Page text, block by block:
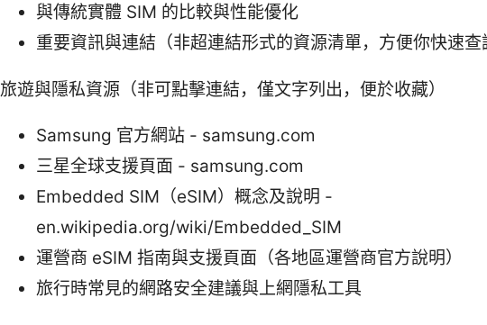
與傳統實體 SIM 的比較與性能優化
重要資訊與連結（非超連結形式的資源清單，方便你快速查
旅遊與隱私資源（非可點擊連結，僅文字列出，便於收藏）
Samsung 官方網站 - samsung.com
三星全球支援頁面 - samsung.com
Embedded SIM（eSIM）概念及說明 -
en.wikipedia.org/wiki/Embedded_SIM
運營商 eSIM 指南與支援頁面（各地區運營商官方說明）
旅行時常見的網路安全建議與上網隱私工具